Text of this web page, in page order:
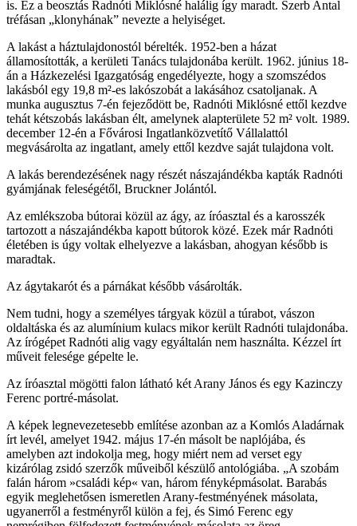
is. Ez a beosztás Radnóti Miklósné halálig így maradt. Szerb Antal
tréfásan „klonyhának” nevezte a helyiséget.
A lakást a háztulajdonostól bérelték. 1952-ben a házat
államosították, a kerületi Tanács tulajdonába került. 1962. június 18-
án a Házkezelési Igazgatóság engedélyezte, hogy a szomszédos
lakásból egy 19,8 m²-es lakószobát a lakásához csatoljanak. A
munka augusztus 7-én fejeződött be, Radnóti Miklósné ettől kezdve
tehát kétszobás lakásban élt, amelynek alapterülete 52 m² volt. 1989.
december 12-én a Fővárosi Ingatlanközvetítő Vállalattól
megvásárolta az ingatlant, amely ettől kezdve saját tulajdona volt.
A lakás berendezésének nagy részét nászajándékba kapták Radnóti
gyámjának feleségétől, Bruckner Jolántól.
Az emlékszoba bútorai közül az ágy, az íróasztal és a karosszék
tartozott a nászajándékba kapott bútorok közé. Ezek már Radnóti
életében is úgy voltak elhelyezve a lakásban, ahogyan később is
maradtak.
Az ágytakarót és a párnákat később vásárolták.
Nem tudni, hogy a személyes tárgyak közül a túrabot, vászon
oldaltáska és az alumínium kulacs mikor került Radnóti tulajdonába.
Az írógépet Radnóti alig vagy egyáltalán nem használta. Kézzel írt
műveit felesége gépelte le.
Az íróasztal mögötti falon látható két Arany János és egy Kazinczy
Ferenc portré-másolat.
A képek legnevezetesebb említése azonban az a Komlós Aladárnak
írt levél, amelyet 1942. május 17-én másolt be naplójába, és
amelyben azt indokolja meg, hogy miért nem ad verset egy
kizárólag zsidó szerzők műveiből készülő antológiába. „A szobám
falán három »családi kép« van, három fényképmásolat. Barabás
egyik meglehetősen ismeretlen Arany-festményének másolata,
ugyanerről a festményről külön a fej, és Simó Ferenc egy